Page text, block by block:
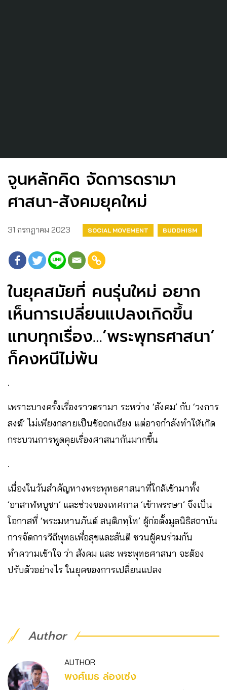
จูนหลักคิด จัดการดรามา
ศาสนา-สังคมยุคใหม่
31 กรกฎาคม 2023 SOCIAL MOVEMENT BUDDHISM
ในยุคสมัยที่ คนรุ่นใหม่ อยาก
เห็นการเปลี่ยนแปลงเกิดขึ้น
แทบทุกเรื่อง…’พระพุทธศาสนา’
ก็คงหนีไม่พ้น
.
เพราะบางครั้งเรื่องราวดรามา ระหว่าง ‘สังคม’ กับ ‘วงการ
สงฆ์’ ไม่เพียงกลายเป็นข้อถกเถียง แต่อาจกำลังทำให้เกิด
กระบวนการพูดคุยเรื่องศาสนากันมากขึ้น
.
เนื่องในวันสำคัญทางพระพุทธศาสนาที่ใกล้เข้ามาทั้ง
‘อาสาฬหบูชา’ และช่วงของเทศกาล ‘เข้าพรรษา’ จึงเป็น
โอกาสที่ ‘พระมหานภันต์ สนฺติภทฺโท’ ผู้ก่อตั้งมูลนิธิสถาบัน
การจัดการวิถีพุทธเพื่อสุขและสันติ ชวนผู้คนร่วมกัน
ทำความเข้าใจ ว่า สังคม และ พระพุทธศาสนา จะต้อง
ปรับตัวอย่างไร ในยุคของการเปลี่ยนแปลง
Author
AUTHOR
พงศ์เมธ ล่องเซ่ง